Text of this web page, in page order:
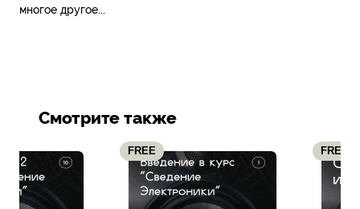
многое другое...
Смотрите также
FREE FREE